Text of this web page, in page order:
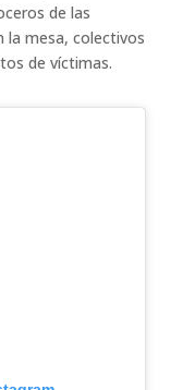
de las
la mesa, colectivos
de víctimas.